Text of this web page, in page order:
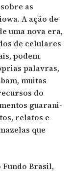
as
A ação de
uma nova era,
de celulares
podem
palavras,
muitas
do
guarani-
relatos e
que
Fundo Brasil,